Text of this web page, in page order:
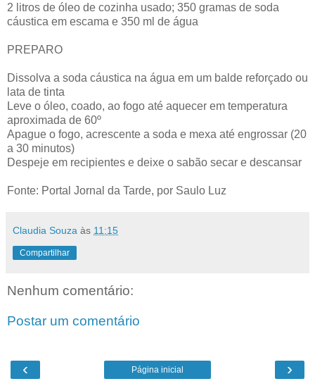
2 litros de óleo de cozinha usado; 350 gramas de soda
cáustica em escama e 350 ml de água
PREPARO
Dissolva a soda cáustica na água em um balde reforçado ou
lata de tinta
Leve o óleo, coado, ao fogo até aquecer em temperatura
aproximada de 60º
Apague o fogo, acrescente a soda e mexa até engrossar (20
a 30 minutos)
Despeje em recipientes e deixe o sabão secar e descansar
Fonte: Portal Jornal da Tarde, por Saulo Luz
Claudia Souza às 11:15
Compartilhar
Nenhum comentário:
Postar um comentário
‹ ›
Página inicial